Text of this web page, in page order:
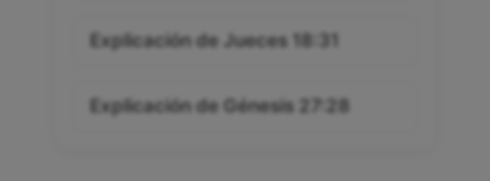
Explicación de Jueces 18:31
Explicación de Génesis 27:28